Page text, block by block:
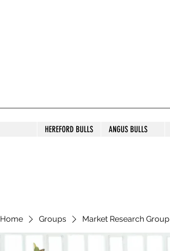
HEREFORD BULLS ANGUS BULLS
Home Groups Market Research Group